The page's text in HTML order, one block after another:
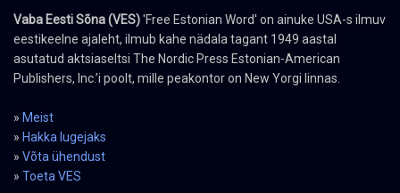
Vaba Eesti Sõna (VES)'Free Estonian Word' on ainuke USA-s ilmuv
eestikeelne ajaleht, ilmub kahe nädala tagant 1949 aastal
asutatud aktsiaseltsi The Nordic Press Estonian-American
Publishers, Inc.’i poolt, mille peakontor on New Yorgi linnas.
» Meist
» Hakka lugejaks
» Võta ühendust
» Toeta VES